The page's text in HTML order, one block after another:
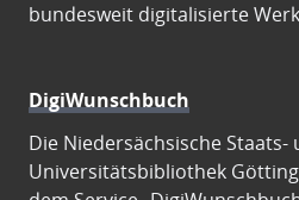
bundesweit digitalisierte
DigiWunschbuch
Die Niedersächsische Staats-
Universitätsbibliothek